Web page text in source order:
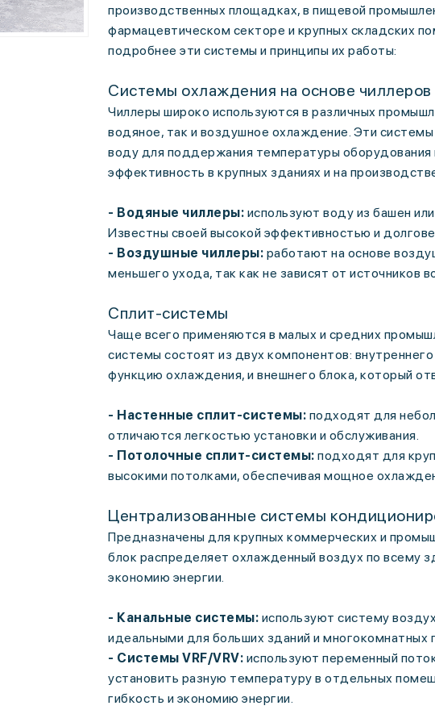
производственных площадках, в пищевой
фармацевтическом секторе и крупных складских
подробнее эти системы и принципы их работы:
Системы охлаждения на основе чиллеров
Чиллеры широко используются в различных
водяное, так и воздушное охлаждение. Эти
воду для поддержания температуры
эффективность в крупных зданиях и на
- Водяные чиллеры: используют воду из башен
Известны своей высокой эффективностью и
- Воздушные чиллеры: работают на основе
меньшего ухода, так как не зависят от источников
Сплит-системы
Чаще всего применяются в малых и средних
системы состоят из двух компонентов:
функцию охлаждения, и внешнего блока, который
- Настенные сплит-системы: подходят для
отличаются легкостью установки и обслуживания.
- Потолочные сплит-системы: подходят для
высокими потолками, обеспечивая мощное
Централизованные системы
Предназначены для крупных коммерческих и
блок распределяет охлажденный воздух по всему
экономию энергии.
- Канальные системы: используют систему
идеальными для больших зданий и многокомнатных
- Системы VRF/VRV: используют переменный
установить разную температуру в отдельных
гибкость и экономию энергии.